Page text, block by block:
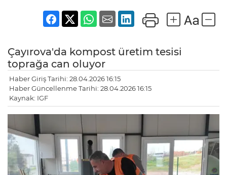
Çayırova'da kompost üretim tesisi
toprağa can oluyor
Haber Giriş Tarihi: 28.04.2026 16:15
Haber Güncellenme Tarihi: 28.04.2026 16:15
Kaynak: IGF